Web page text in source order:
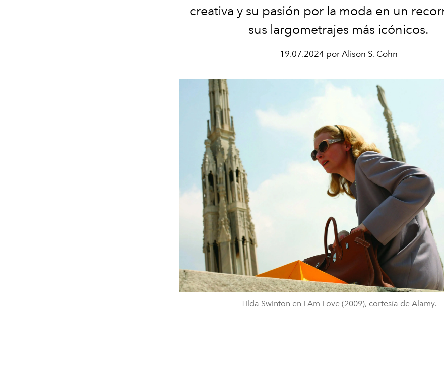
creativa y su pasión por la moda en un
sus largometrajes más icónicos.
19.07.2024 por Alison S. Cohn
Tilda Swinton en I Am Love (2009), cortesía de Alamy.